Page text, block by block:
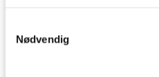
Indsamle præcise
der kan være nøjagtig
Identificere din
Nødvendig
Evy Abelsen